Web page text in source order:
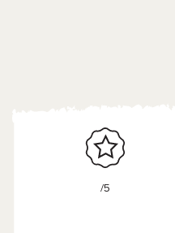
/5